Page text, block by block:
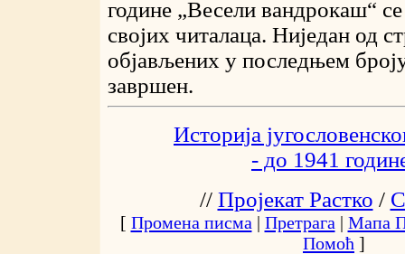
године „Весели вандрокаш“
својих читалаца. Ниједан од
објављених у последњем
завршен.
Историја
- до 1941
// Пројекат Растко /
[ Промена писма | Претрага | Мапа
Помоћ ]